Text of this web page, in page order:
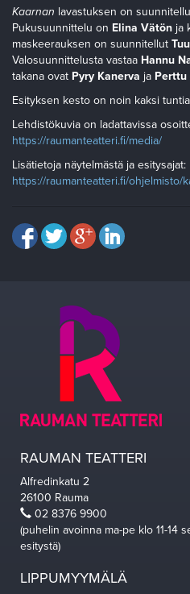
Kaarnan lavastuksen on
Pukusuunnittelu on Elina Vätön ja
maskeerauksen on suunnitellut
Valosuunnittelusta vastaa Hannu
takana ovat Pyry Kanerva ja Perttu
Esityksen kesto on noin kaksi
Lehdistökuvia on ladattavissa
https://raumanteatteri.fi/media/
Lisätietoja näytelmästä ja esitysajat:
https://raumanteatteri.fi/ohjelmisto/
RAUMAN TEATTERI
Alfredinkatu 2
26100 Rauma
02 8376 9900
(puhelin avoinna ma-pe klo 11-14
esitystä)
LIPPUMYYMÄLÄ